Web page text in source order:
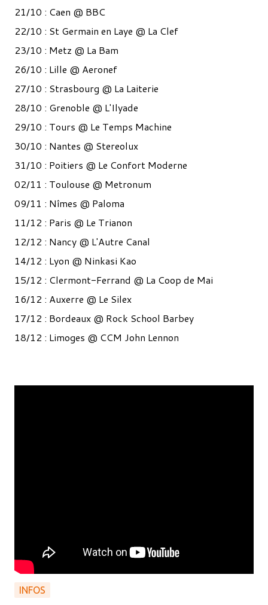
21/10 : Caen @ BBC
22/10 : St Germain en Laye @ La Clef
23/10 : Metz @ La Bam
26/10 : Lille @ Aeronef
27/10 : Strasbourg @ La Laiterie
28/10 : Grenoble @ L'Ilyade
29/10 : Tours @ Le Temps Machine
30/10 : Nantes @ Stereolux
31/10 : Poitiers @ Le Confort Moderne
02/11 : Toulouse @ Metronum
09/11 : Nîmes @ Paloma
11/12 : Paris @ Le Trianon
12/12 : Nancy @ L'Autre Canal
14/12 : Lyon @ Ninkasi Kao
15/12 : Clermont-Ferrand @ La Coop de Mai
16/12 : Auxerre @ Le Silex
17/12 : Bordeaux @ Rock School Barbey
18/12 : Limoges @ CCM John Lennon
INFOS